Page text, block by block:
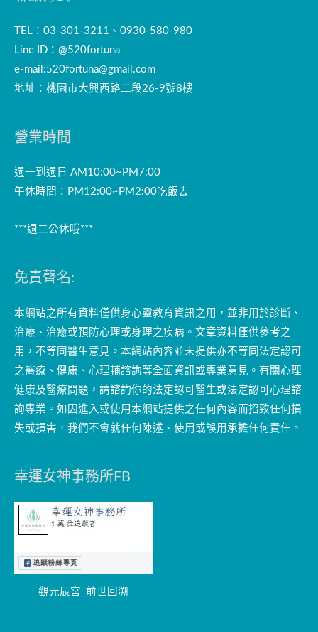
TEL：03-301-3211、0930-580-980
Line ID：@520fortuna
e-mail:520fortuna@gmail.com
地址：桃園市大興西路二段26-9號8樓
營業時間
週一到週日 AM10:00~PM7:00
午休時間：PM12:00~PM2:00吃飯去
***週二公休哦***
免責聲名:
本網站之所有資料僅供身心靈教育資訊之用，並非用於診斷、
治療、治癒或預防心理或身理之疾病。文章資料僅供參考之
用，不等同醫生意見。本網站內容並未提供亦不等同法定認可
之醫療、健康、心理輔諮詢等全面資訊或專業意見。有關心理
健康及醫療問題，請諮詢你的法定認可醫生或法定認可心理諮
詢專業。如因進入或使用本網站提供之任何內容而招致任何損
失或損害，我們不會就任何陳述、使用或誤用承擔任何責任。
幸運女神事務所FB
觀元辰宮_前世回溯